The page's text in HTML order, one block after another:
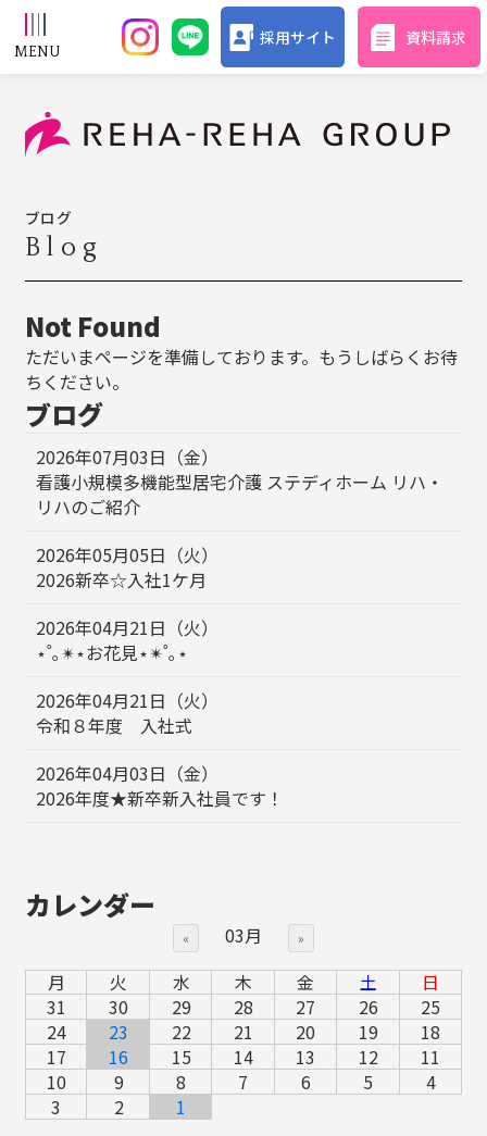
採用サイト 資料請求
ブログ
Blog
Not Found
ただいまページを準備しております。もうしばらくお待
ちください。
ブログ
2026年07月03日（金）
看護小規模多機能型居宅介護 ステディホーム リハ・
リハのご紹介
2026年05月05日（火）
2026新卒☆入社1ケ月
2026年04月21日（火）
⋆˚｡✴︎⋆お花見⋆✴︎˚｡⋆
2026年04月21日（火）
令和８年度 入社式
2026年04月03日（金）
2026年度★新卒新入社員です！
カレンダー
« 03月 »
月 火 水 木 金 土
日
31
30 29 28 27 26
25
24
23 22 21 20 19
18
17
16 15 14 13 12
11
10
9 8 7 6 5
4
3
2 1